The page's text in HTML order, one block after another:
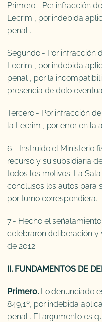
Primero.- Por infracción
Lecrim , por indebida
penal .
Segundo.- Por infracción
Lecrim , por indebida
penal , por la
presencia de dolo
Tercero.- Por infracción
la Lecrim , por error en la
6.- Instruido el Ministerio
recurso y su subsidiaria
todos los motivos. La
conclusos los autos para
por turno correspondiera.
7.- Hecho el
celebraron deliberación y
de 2012.
II. FUNDAMENTOS DE
Primero. Lo denunciado
849,1º, por indebida
penal . El argumento es